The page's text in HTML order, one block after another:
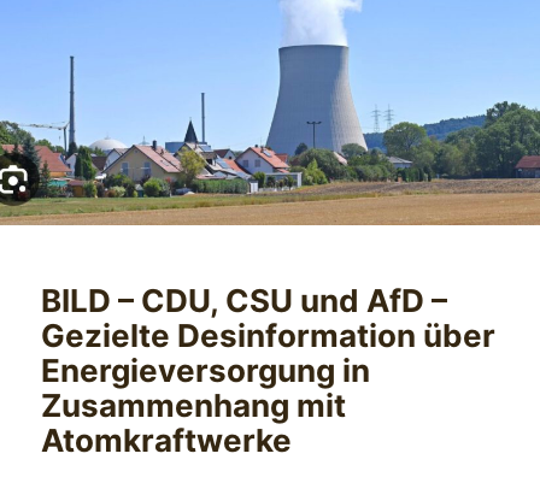
BILD – CDU, CSU und AfD –
Gezielte Desinformation über
Energieversorgung in
Zusammenhang mit
Atomkraftwerke